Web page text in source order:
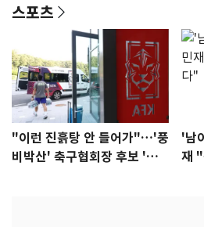
스포츠
"이런 진흙탕 안 들어가"…'풍
비박산' 축구협회장 후보 '실
'남
재